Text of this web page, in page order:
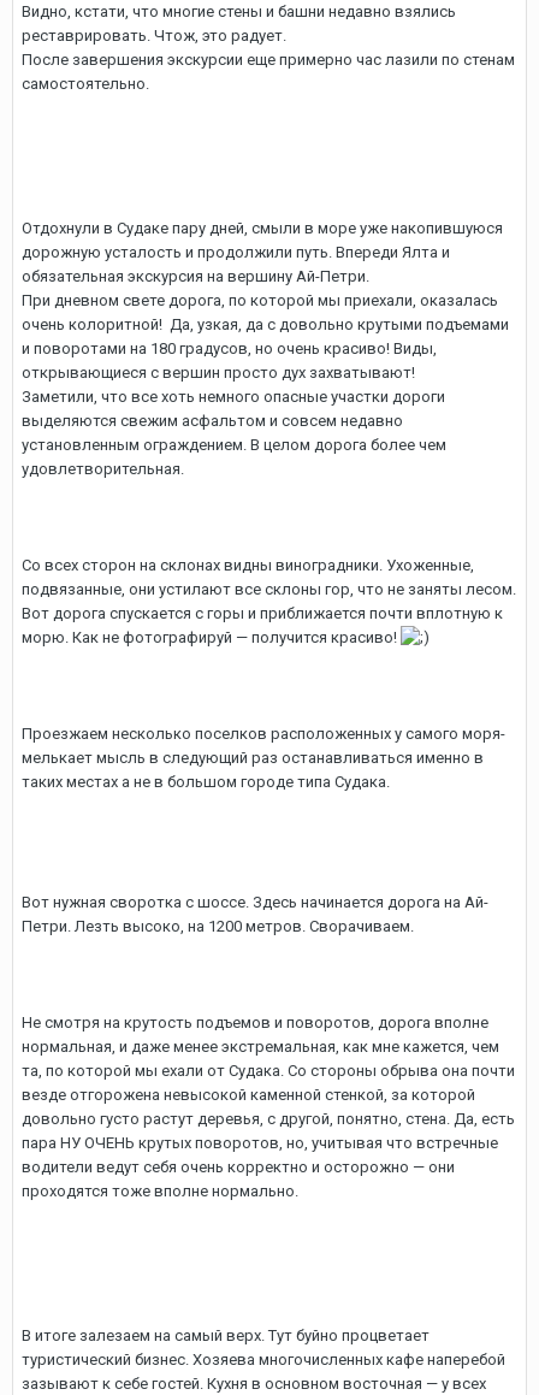
Видно, кстати, что многие стены и башни недавно взялись
реставрировать. Чтож, это радует.
После завершения экскурсии еще примерно час лазили по стенам
самостоятельно.
Отдохнули в Судаке пару дней, смыли в море уже накопившуюся
дорожную усталость и продолжили путь. Впереди Ялта и
обязательная экскурсия на вершину Ай-Петри.
При дневном свете дорога, по которой мы приехали, оказалась
очень колоритной! Да, узкая, да с довольно крутыми подъемами
и поворотами на 180 градусов, но очень красиво! Виды,
открывающиеся с вершин просто дух захватывают!
Заметили, что все хоть немного опасные участки дороги
выделяются свежим асфальтом и совсем недавно
установленным ограждением. В целом дорога более чем
удовлетворительная.
Со всех сторон на склонах видны виноградники. Ухоженные,
подвязанные, они устилают все склоны гор, что не заняты лесом.
Вот дорога спускается с горы и приближается почти вплотную к
морю. Как не фотографируй — получится красиво!
Проезжаем несколько поселков расположенных у самого моря-
мелькает мысль в следующий раз останавливаться именно в
таких местах а не в большом городе типа Судака.
Вот нужная своротка с шоссе. Здесь начинается дорога на Ай-
Петри. Лезть высоко, на 1200 метров. Сворачиваем.
Не смотря на крутость подъемов и поворотов, дорога вполне
нормальная, и даже менее экстремальная, как мне кажется, чем
та, по которой мы ехали от Судака. Со стороны обрыва она почти
везде отгорожена невысокой каменной стенкой, за которой
довольно густо растут деревья, с другой, понятно, стена. Да, есть
пара НУ ОЧЕНЬ крутых поворотов, но, учитывая что встречные
водители ведут себя очень корректно и осторожно — они
проходятся тоже вполне нормально.
В итоге залезаем на самый верх. Тут буйно процветает
туристический бизнес. Хозяева многочисленных кафе наперебой
зазывают к себе гостей. Кухня в основном восточная — у всех